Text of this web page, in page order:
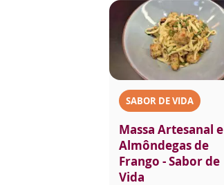
SABOR DE VIDA
Massa Artesanal e
Almôndegas de
Frango - Sabor de
Vida